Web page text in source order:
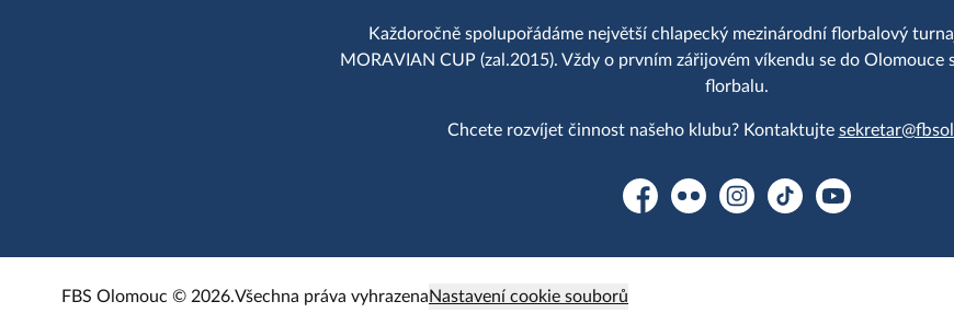
Každoročně spolupořádáme největší chlapecký mezinárodní florbalový
MORAVIAN CUP (zal.2015). Vždy o prvním zářijovém víkendu se do Olomouce
florbalu.
Chcete rozvíjet činnost našeho klubu? Kontaktujte
FacebookFlickr Instagram
TikTok YouTube
FBS Olomouc © 2026.Všechna práva vyhrazenaNastavení cookie souborů